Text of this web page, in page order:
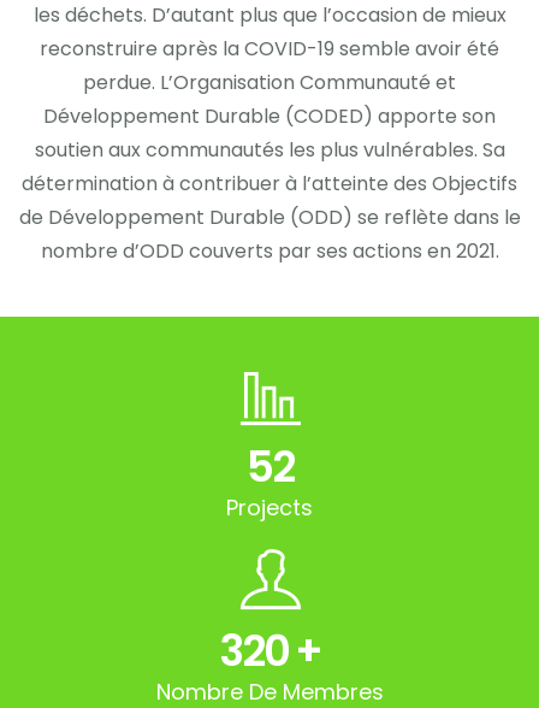
les déchets. D’autant plus que l’occasion de mieux
reconstruire après la COVID-19 semble avoir été
perdue. L’Organisation Communauté et
Développement Durable (CODED) apporte son
soutien aux communautés les plus vulnérables. Sa
détermination à contribuer à l’atteinte des Objectifs
de Développement Durable (ODD) se reflète dans le
nombre d’ODD couverts par ses actions en 2021.
52
Projects
320+
Nombre De Membres